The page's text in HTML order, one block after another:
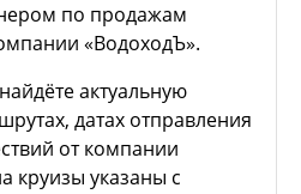
по продажам
«ВодоходЪ».
актуальную
датах отправления
от компании
круизы указаны с